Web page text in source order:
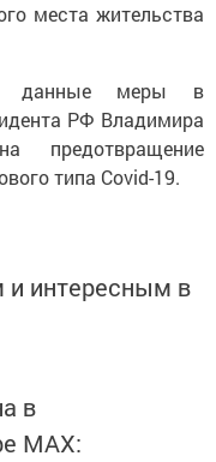
места жительства
данные меры в
РФ Владимира
предотвращение
типа Covid-19.
интересным в
в
MАХ: